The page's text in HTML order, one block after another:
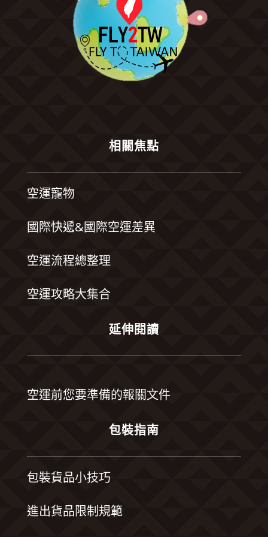
相關焦點
空運寵物
國際快遞&國際空運差異
空運流程總整理
空運攻略大集合
延伸閱讀
空運前您要準備的報關文件
包裝指南
包裝貨品小技巧
進出貨品限制規範